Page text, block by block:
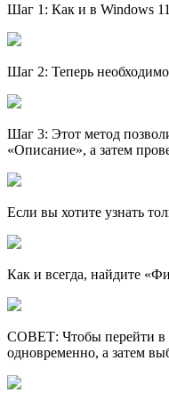
Шаг 1: Как и в Windows
Шаг 2: Теперь
Шаг 3: Этот метод
«Описание», а затем
Если вы хотите узнать
Как и всегда, найдите
СОВЕТ: Чтобы перейти в
одновременно, а затем